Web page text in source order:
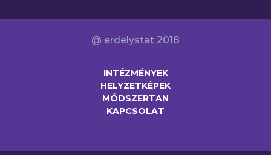
@ erdelystat 2018
INTÉZMÉNYEK
HELYZETKÉPEK
MÓDSZERTAN
KAPCSOLAT